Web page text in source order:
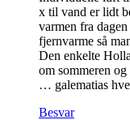
x til vand er lidt
varmen fra
fjernvarme så
Den enkelte
om sommeren
… galematias
Besvar